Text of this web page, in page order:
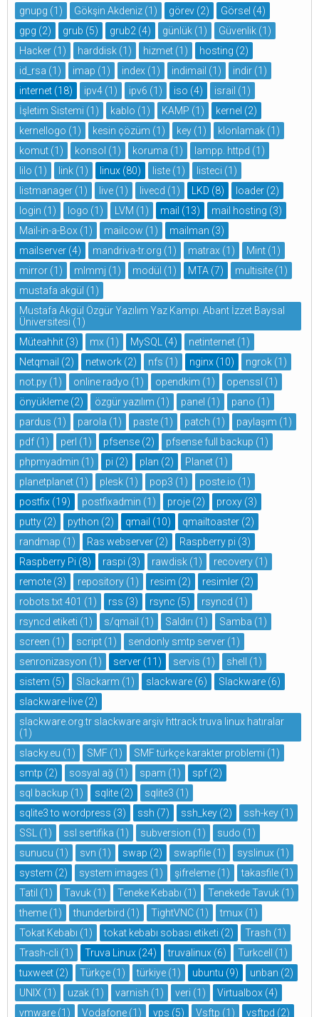
gnupg (1) Gökşin Akdeniz (1) görev (2) Görsel (4)
gpg (2) grub (5) grub2 (4) günlük (1) Güvenlik (1)
Hacker (1) harddisk (1) hizmet (1) hosting (2)
id_rsa (1) imap (1) index (1) indimail (1) indir (1)
internet (18) ipv4 (1) ipv6 (1) iso (4) israil (1)
İşletim Sistemi (1) kablo (1) KAMP (1) kernel (2)
kernellogo (1) kesin çözüm (1) key (1) klonlamak (1)
komut (1) konsol (1) koruma (1) lampp. httpd (1)
lilo (1) link (1) linux (80) liste (1) listeci (1)
listmanager (1) live (1) livecd (1) LKD (8) loader (2)
login (1) logo (1) LVM (1) mail (13) mail hosting (3)
Mail-in-a-Box (1) mailcow (1) mailman (3)
mailserver (4) mandriva-tr.org (1) matrax (1) Mint (1)
mirror (1) mlmmj (1) modül (1) MTA (7) multisite (1)
mustafa akgül (1)
Mustafa Akgül Özgür Yazılım Yaz Kampı. Abant İzzet Baysal
Üniversitesi (1)
Müteahhit (3) mx (1) MySQL (4) netinternet (1)
Netqmail (2) network (2) nfs (1) nginx (10) ngrok (1)
not.py (1) online radyo (1) opendkim (1) openssl (1)
önyükleme (2) özgür yazılım (1) panel (1) pano (1)
pardus (1) parola (1) paste (1) patch (1) paylaşım (1)
pdf (1) perl (1) pfsense (2) pfsense full backup (1)
phpmyadmin (1) pi (2) plan (2) Planet (1)
planetplanet (1) plesk (1) pop3 (1) poste.io (1)
postfix (19) postfixadmin (1) proje (2) proxy (3)
putty (2) python (2) qmail (10) qmailtoaster (2)
randmap (1) Ras webserver (2) Raspberry pi (3)
Raspberry Pi (8) raspi (3) rawdisk (1) recovery (1)
remote (3) repository (1) resim (2) resimler (2)
robots.txt 401 (1) rss (3) rsync (5) rsyncd (1)
rsyncd etiketi (1) s/qmail (1) Saldırı (1) Samba (1)
screen (1) script (1) sendonly smtp server (1)
senronizasyon (1) server (11) servis (1) shell
(1)
sistem (5) Slackarm (1) slackware (6) Slackware (6)
slackware-live (2)
slackware.org.tr slackware arşiv httrack truva linux hatıralar
(1)
slacky.eu (1) SMF (1) SMF türkçe karakter problemi (1)
smtp (2) sosyal ağ (1) spam (1) spf (2)
sql backup (1) sqlite (2) sqlite3 (1)
sqlite3 to wordpress (3) ssh (7) ssh_key (2) ssh-key (1)
SSL
(1) ssl sertifika (1) subversion (1) sudo (1)
sunucu (1) svn (1) swap (2) swapfile (1) syslinux (1)
system (2) system images (1) şifreleme (1) takasfile (1)
Tatil (1) Tavuk (1) Teneke Kebabı (1) Tenekede Tavuk (1)
theme (1) thunderbird (1) TightVNC (1) tmux (1)
Tokat Kebabı (1) tokat kebabı sobası etiketi (2) Trash (1)
Trash-cli (1) Truva Linux (24) truvalinux (6) Turkcell
(1)
tuxweet (2) Türkçe (1) türkiye (1) ubuntu (9) unban (2)
UNIX (1) uzak (1) varnish (1) veri (1) Virtualbox (4)
vmware (1) Vodafone (1) vps (5) Vsftp (1) vsftpd (2)